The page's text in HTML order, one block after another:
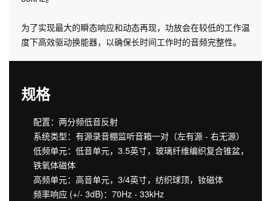
为了实现最大的瞬态响应和动态再现，功放会在较低的工作温
度下高效驱动换能器，以确保长时间工作时的音频完整性。
规格
配置：两分频低音反射
系统类型：有源录音棚监听音箱一对（左有源 - 右无源）
低频单元：低音单元，3.5英寸，玻璃纤维编织复合锥盆，
铁氧体磁体
高频单元：高音单元，3/4英寸，纺织球顶，钕磁体
频率响应 (+/- 3dB)：70Hz - 33kHz